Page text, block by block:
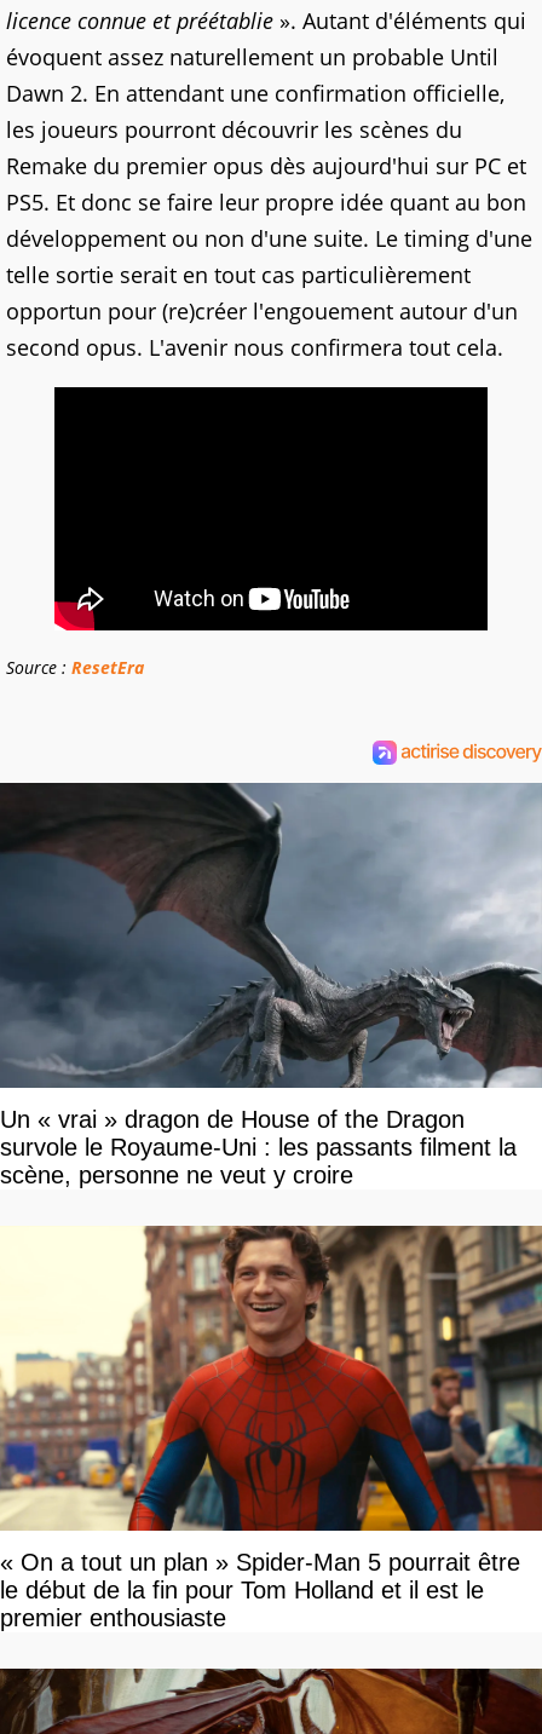
licence connue et préétablie ». Autant d'éléments qui
évoquent assez naturellement un probable Until
Dawn 2. En attendant une confirmation officielle,
les joueurs pourront découvrir les scènes du
Remake du premier opus dès aujourd'hui sur PC et
PS5. Et donc se faire leur propre idée quant au bon
développement ou non d'une suite. Le timing d'une
telle sortie serait en tout cas particulièrement
opportun pour (re)créer l'engouement autour d'un
second opus. L'avenir nous confirmera tout cela.
Source : ResetEra
Un « vrai » dragon de House of the Dragon
survole le Royaume-Uni : les passants filment la
scène, personne ne veut y croire
« On a tout un plan » Spider-Man 5 pourrait être
le début de la fin pour Tom Holland et il est le
premier enthousiaste